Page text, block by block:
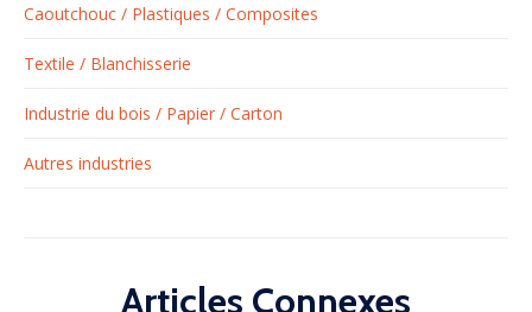
Caoutchouc / Plastiques / Composites
Textile / Blanchisserie
Industrie du bois / Papier / Carton
Autres industries
Articles Connexes